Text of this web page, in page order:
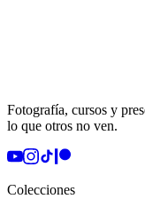
Fotografía, cursos y
lo que otros no ven.
Colecciones